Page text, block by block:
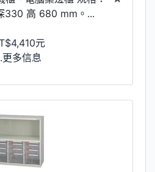
330 高 680 mm。...
元
更多信息